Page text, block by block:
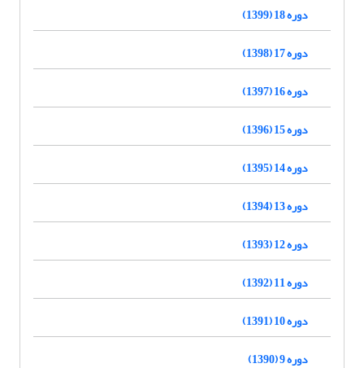
دوره 18 (1399)
دوره 17 (1398)
دوره 16 (1397)
دوره 15 (1396)
دوره 14 (1395)
دوره 13 (1394)
دوره 12 (1393)
دوره 11 (1392)
دوره 10 (1391)
دوره 9 (1390)